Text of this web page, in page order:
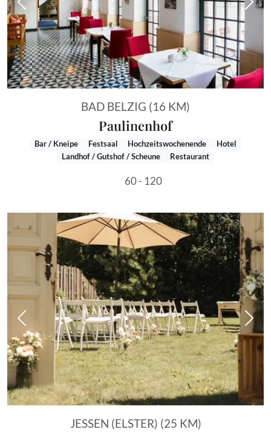
Vorheriges Bild
BAD BELZIG (16 KM)
Paulinenhof
Bar / Kneipe Festsaal Hochzeitswochenende
Hotel
Landhof / Gutshof / Scheune
Restaurant
60 - 120
Vorheriges Bild
JESSEN (ELSTER) (25 KM)